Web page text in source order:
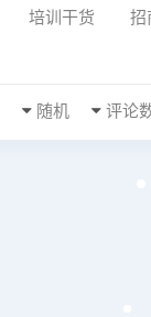
培训干货 招
评论
随机